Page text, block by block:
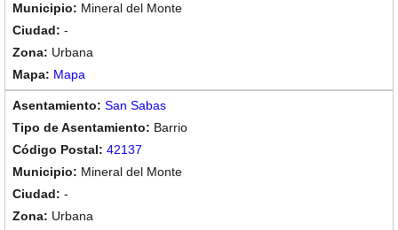
Mineral del Monte
-
Urbana
Mapa
San Sabas
Barrio
42137
Mineral del Monte
-
Urbana